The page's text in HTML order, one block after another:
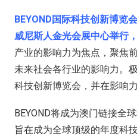
BEYOND国际科技创新博览
威尼斯人金光会展中心举行，
产业的影响力为焦点，聚焦
未来社会各行业的影响力。
科技创新博览会，并在影响
BEYOND将成为澳门链接全
旨在成为全球顶级的年度科